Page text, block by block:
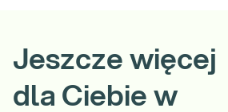
Jeszcze więcej
dla Ciebie w